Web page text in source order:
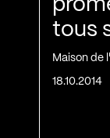
tous
Maison de
18.10.2014